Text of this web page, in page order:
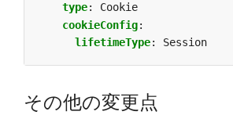
type:
Cookie
cookieConfig:
lifetimeType: Session
その他の変更点